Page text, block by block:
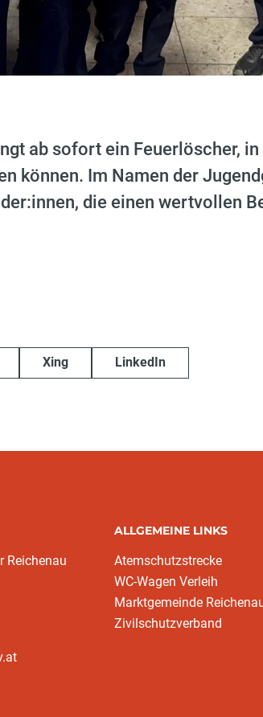
ab sofort ein Feuerlöscher,
können. Im Namen der
die einen wertvollen
Xing LinkedIn
Reichenau
ALLGEMEINE LINKS
Atemschutzstrecke
WC-Wagen Verleih
Marktgemeinde
Zivilschutzverband